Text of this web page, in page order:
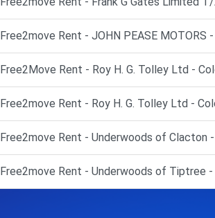
Free2move Rent - JOHN PEASE MOTORS
Free2Move Rent - Roy H. G. Tolley Ltd -
Free2move Rent - Roy H. G. Tolley Ltd -
Free2move Rent - Underwoods of Clacton
Free2move Rent - Underwoods of Tiptree